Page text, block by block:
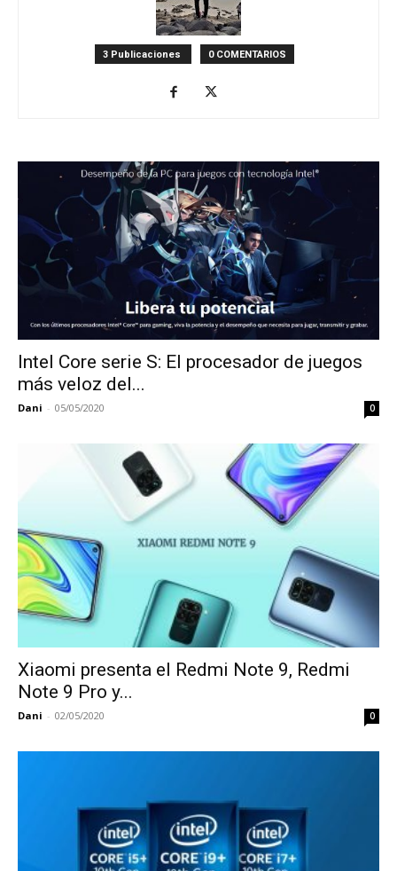
3 Publicaciones 0 COMENTARIOS
Intel Core serie S: El procesador de juegos
más veloz del...
Dani - 05/05/2020 0
Xiaomi presenta el Redmi Note 9, Redmi
Note 9 Pro y...
Dani - 02/05/2020 0